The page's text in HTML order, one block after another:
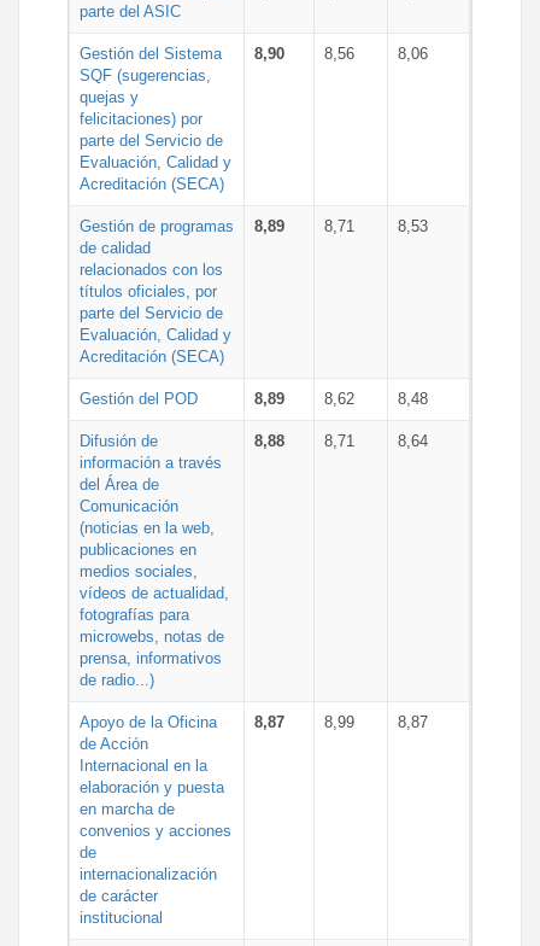
parte del ASIC
Gestión del Sistema
SQF (sugerencias,
quejas y
felicitaciones) por
parte del Servicio de
Evaluación, Calidad y
Acreditación (SECA)
8,90 8,56 8,06
Gestión de programas
de calidad
relacionados con los
títulos oficiales, por
parte del Servicio de
Evaluación, Calidad y
Acreditación (SECA)
8,89 8,71 8,53
Gestión del POD 8,89 8,62 8,48
Difusión de
información a través
del Área de
Comunicación
(noticias en la web,
publicaciones en
medios sociales,
vídeos de actualidad,
fotografías para
microwebs, notas de
prensa, informativos
de radio...)
8,88 8,71 8,64
Apoyo de la Oficina
de Acción
Internacional en la
elaboración y puesta
en marcha de
convenios y acciones
de
internacionalización
de carácter
institucional
8,87 8,99 8,87